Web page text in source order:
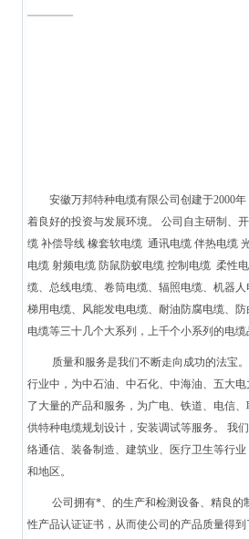
安徽万邦特种电缆有限公司创建于2000
着良好的投资与发展环境。 公司自主研制、
缆 补偿导线 橡套软电缆 通讯电缆 伴热电缆
电缆 射频电缆 防鼠防蚁电缆 控制电缆 柔性
缆、总线电缆、卷筒电缆、辐照电缆、机器
梯用电缆、风能发电电缆、耐油防腐电缆、
电缆等三十几个大系列，上千个小系列的电缆
质量和服务是我们不断走向成功的法宝
行业中，为中石油、中石化、中海油、五大
了大量的产品和服务，为广电、铁道、电信
供特种电缆规划设计，安装调试等服务。 我
络通信、装备制造、建筑业、医疗卫生等行
和地区。
公司拥有*、的生产和检测设备、精良的
性产品认证证书，从而使公司的产品质量得